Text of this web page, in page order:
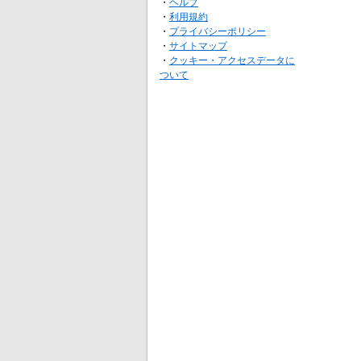
・ 利用規約
・ プライバシーポリシー
・ サイトマップ
・ クッキー・アクセスデータに
ついて